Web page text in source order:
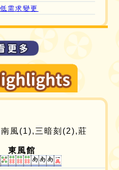
需求變更
風(1),三暗刻(2),莊
東風館